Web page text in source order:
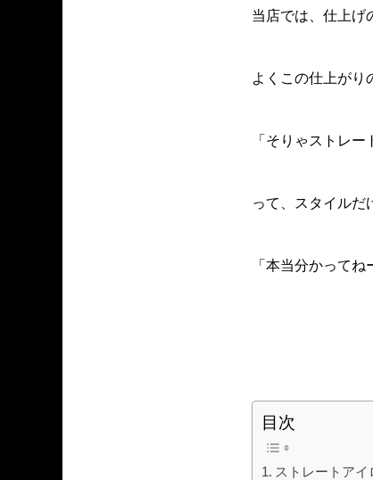
当店では、仕上げ
よくこの仕上がり
「そりゃストレ
って、スタイルだ
「本当分かって
目次
ストレートア